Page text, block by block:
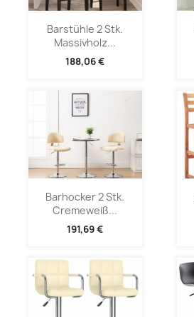
Barstühle 2 Stk.
Massivholz...
188,06 €
Barhocker 2 Stk.
Cremeweiß...
191,69 €